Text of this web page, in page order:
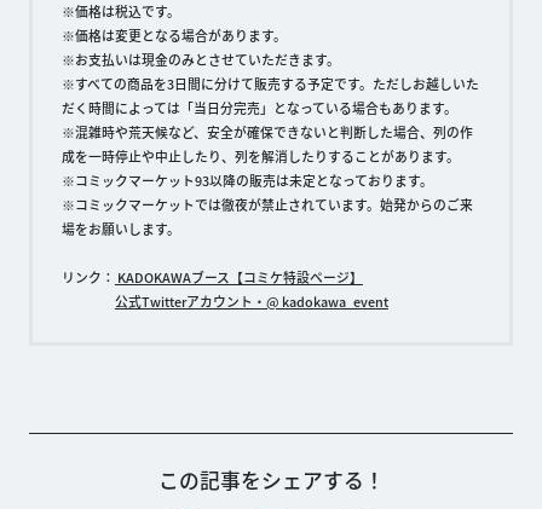
※価格は税込です。
※価格は変更となる場合があります。
※お支払いは現金のみとさせていただきます。
※すべての商品を3日間に分けて販売する予定です。ただしお越しいた
だく時間によっては「当日分完売」となっている場合もあります。
※混雑時や荒天候など、安全が確保できないと判断した場合、列の作
成を一時停止や中止したり、列を解消したりすることがあります。
※コミックマーケット93以降の販売は未定となっております。
※コミックマーケットでは徹夜が禁止されています。始発からのご来
場をお願いします。
リンク： KADOKAWAブース【コミケ特設ページ】
公式Twitterアカウント・@ kadokawa_event
この記事をシェアする！